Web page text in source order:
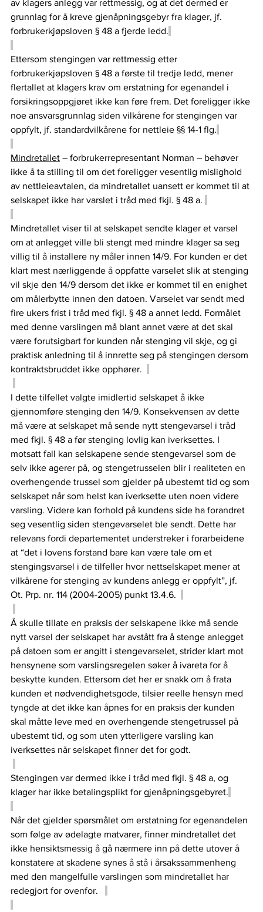
av klagers anlegg var rettmessig, og at det dermed er
grunnlag for å kreve gjenåpningsgebyr fra klager, jf.
forbrukerkjøpsloven § 48 a fjerde ledd.
Ettersom stengingen var rettmessig etter
forbrukerkjøpsloven § 48 a første til tredje ledd, mener
flertallet at klagers krav om erstatning for egenandel i
forsikringsoppgjøret ikke kan føre frem. Det foreligger ikke
noe ansvarsgrunnlag siden vilkårene for stengingen var
oppfylt, jf. standardvilkårene for nettleie §§ 14-1 flg.
Mindretallet – forbrukerrepresentant Norman – behøver
ikke å ta stilling til om det foreligger vesentlig mislighold
av nettleieavtalen, da mindretallet uansett er kommet til at
selskapet ikke har varslet i tråd med fkjl. § 48 a.
Mindretallet viser til at selskapet sendte klager et varsel
om at anlegget ville bli stengt med mindre klager sa seg
villig til å installere ny måler innen 14/9. For kunden er det
klart mest nærliggende å oppfatte varselet slik at stenging
vil skje den 14/9 dersom det ikke er kommet til en enighet
om målerbytte innen den datoen. Varselet var sendt med
fire ukers frist i tråd med fkjl. § 48 a annet ledd. Formålet
med denne varslingen må blant annet være at det skal
være forutsigbart for kunden når stenging vil skje, og gi
praktisk anledning til å innrette seg på stengingen dersom
kontraktsbruddet ikke opphører.
I dette tilfellet valgte imidlertid selskapet å ikke
gjennomføre stenging den 14/9. Konsekvensen av dette
må være at selskapet må sende nytt stengevarsel i tråd
med fkjl. § 48 a før stenging lovlig kan iverksettes. I
motsatt fall kan selskapene sende stengevarsel som de
selv ikke agerer på, og stengetrusselen blir i realiteten en
overhengende trussel som gjelder på ubestemt tid og som
selskapet når som helst kan iverksette uten noen videre
varsling. Videre kan forhold på kundens side ha forandret
seg vesentlig siden stengevarselet ble sendt. Dette har
relevans fordi departementet understreker i forarbeidene
at “det i lovens forstand bare kan være tale om et
stengingsvarsel i de tilfeller hvor nettselskapet mener at
vilkårene for stenging av kundens anlegg er oppfylt”, jf.
Ot. Prp. nr. 114 (2004-2005) punkt 13.4.6.
Å skulle tillate en praksis der selskapene ikke må sende
nytt varsel der selskapet har avstått fra å stenge anlegget
på datoen som er angitt i stengevarselet, strider klart mot
hensynene som varslingsregelen søker å ivareta for å
beskytte kunden. Ettersom det her er snakk om å frata
kunden et nødvendighetsgode, tilsier reelle hensyn med
tyngde at det ikke kan åpnes for en praksis der kunden
skal måtte leve med en overhengende stengetrussel på
ubestemt tid, og som uten ytterligere varsling kan
iverksettes når selskapet finner det for godt.
Stengingen var dermed ikke i tråd med fkjl. § 48 a, og
klager har ikke betalingsplikt for gjenåpningsgebyret.
Når det gjelder spørsmålet om erstatning for egenandelen
som følge av ødelagte matvarer, finner mindretallet det
ikke hensiktsmessig å gå nærmere inn på dette utover å
konstatere at skadene synes å stå i årsakssammenheng
med den mangelfulle varslingen som mindretallet har
redegjort for ovenfor.